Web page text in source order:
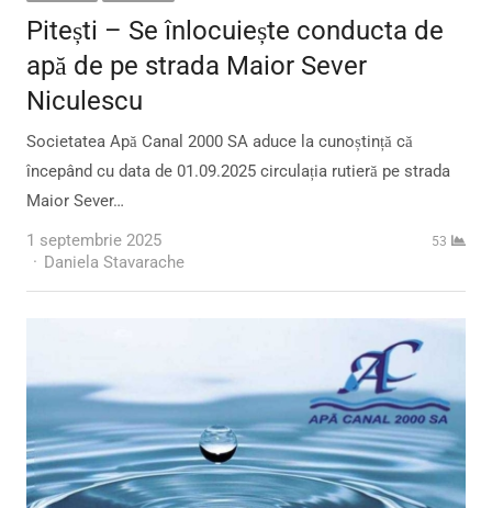
Pitești – Se înlocuiește conducta de
apă de pe strada Maior Sever
Niculescu
Societatea Apă Canal 2000 SA aduce la cunoștință că
începând cu data de 01.09.2025 circulația rutieră pe strada
Maior Sever…
1 septembrie 2025
Author
Daniela Stavarache
53